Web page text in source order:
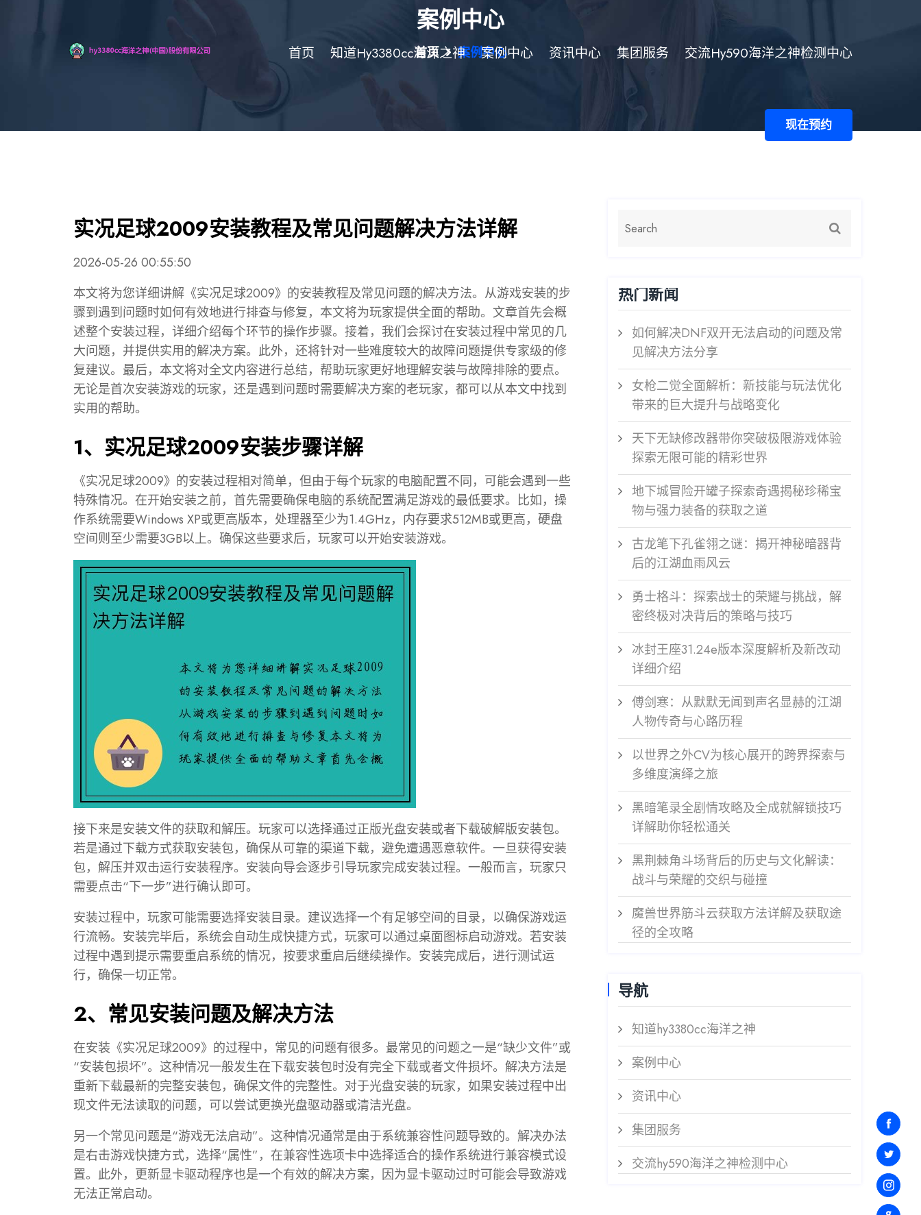
首页 知道hy3380cc海洋之神 案例中心 资讯中心 集团服务 交流hy590海洋之神检测中心
现在预约
案例中心
首页 案例中心
实况足球2009安装教程及常见问题解决方法详解
2026-05-26 00:55:50
本文将为您详细讲解《实况足球2009》的安装教程及常见问题的解决方法。从游戏安装的步
骤到遇到问题时如何有效地进行排查与修复，本文将为玩家提供全面的帮助。文章首先会概
述整个安装过程，详细介绍每个环节的操作步骤。接着，我们会探讨在安装过程中常见的几
大问题，并提供实用的解决方案。此外，还将针对一些难度较大的故障问题提供专家级的修
复建议。最后，本文将对全文内容进行总结，帮助玩家更好地理解安装与故障排除的要点。
无论是首次安装游戏的玩家，还是遇到问题时需要解决方案的老玩家，都可以从本文中找到
实用的帮助。
1、实况足球2009安装步骤详解
《实况足球2009》的安装过程相对简单，但由于每个玩家的电脑配置不同，可能会遇到一些
特殊情况。在开始安装之前，首先需要确保电脑的系统配置满足游戏的最低要求。比如，操
作系统需要Windows XP或更高版本，处理器至少为1.4GHz，内存要求512MB或更高，硬盘
空间则至少需要3GB以上。确保这些要求后，玩家可以开始安装游戏。
接下来是安装文件的获取和解压。玩家可以选择通过正版光盘安装或者下载破解版安装包。
若是通过下载方式获取安装包，确保从可靠的渠道下载，避免遭遇恶意软件。一旦获得安装
包，解压并双击运行安装程序。安装向导会逐步引导玩家完成安装过程。一般而言，玩家只
需要点击“下一步”进行确认即可。
安装过程中，玩家可能需要选择安装目录。建议选择一个有足够空间的目录，以确保游戏运
行流畅。安装完毕后，系统会自动生成快捷方式，玩家可以通过桌面图标启动游戏。若安装
过程中遇到提示需要重启系统的情况，按要求重启后继续操作。安装完成后，进行测试运
行，确保一切正常。
2、常见安装问题及解决方法
在安装《实况足球2009》的过程中，常见的问题有很多。最常见的问题之一是“缺少文件”或
“安装包损坏”。这种情况一般发生在下载安装包时没有完全下载或者文件损坏。解决方法是
重新下载最新的完整安装包，确保文件的完整性。对于光盘安装的玩家，如果安装过程中出
现文件无法读取的问题，可以尝试更换光盘驱动器或清洁光盘。
另一个常见问题是“游戏无法启动”。这种情况通常是由于系统兼容性问题导致的。解决办法
是右击游戏快捷方式，选择“属性”，在兼容性选项卡中选择适合的操作系统进行兼容模式设
置。此外，更新显卡驱动程序也是一个有效的解决方案，因为显卡驱动过时可能会导致游戏
无法正常启动。
热门新闻
如何解决DNF双开无法启动的问题及常
见解决方法分享
女枪二觉全面解析：新技能与玩法优化
带来的巨大提升与战略变化
天下无缺修改器带你突破极限游戏体验
探索无限可能的精彩世界
地下城冒险开罐子探索奇遇揭秘珍稀宝
物与强力装备的获取之道
古龙笔下孔雀翎之谜：揭开神秘暗器背
后的江湖血雨风云
勇士格斗：探索战士的荣耀与挑战，解
密终极对决背后的策略与技巧
冰封王座31.24e版本深度解析及新改动
详细介绍
傅剑寒：从默默无闻到声名显赫的江湖
人物传奇与心路历程
以世界之外CV为核心展开的跨界探索与
多维度演绎之旅
黑暗笔录全剧情攻略及全成就解锁技巧
详解助你轻松通关
黑荆棘角斗场背后的历史与文化解读：
战斗与荣耀的交织与碰撞
魔兽世界筋斗云获取方法详解及获取途
径的全攻略
导航
知道hy3380cc海洋之神
案例中心
资讯中心
集团服务
交流hy590海洋之神检测中心